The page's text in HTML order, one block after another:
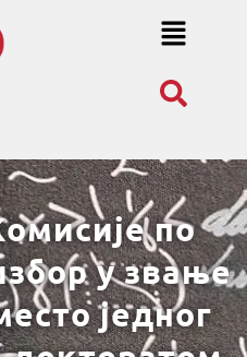
по
у звање
једног